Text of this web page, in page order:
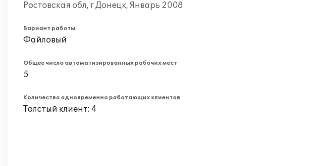
Ростовская обл, г Донецк, Январь 2008
Вариант работы
Файловый
Общее число автоматизированных рабочих мест
5
Количество одновременно работающих клиентов
Толстый клиент: 4